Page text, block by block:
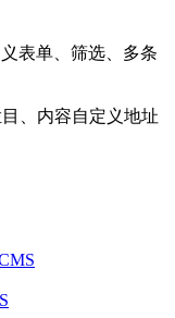
表单、筛选、多条
、内容自定义地址